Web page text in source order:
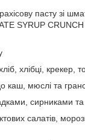
пасту зі
SYRUP
хлібці, крекер,
каш, мюслі та
сирниками
салатів,